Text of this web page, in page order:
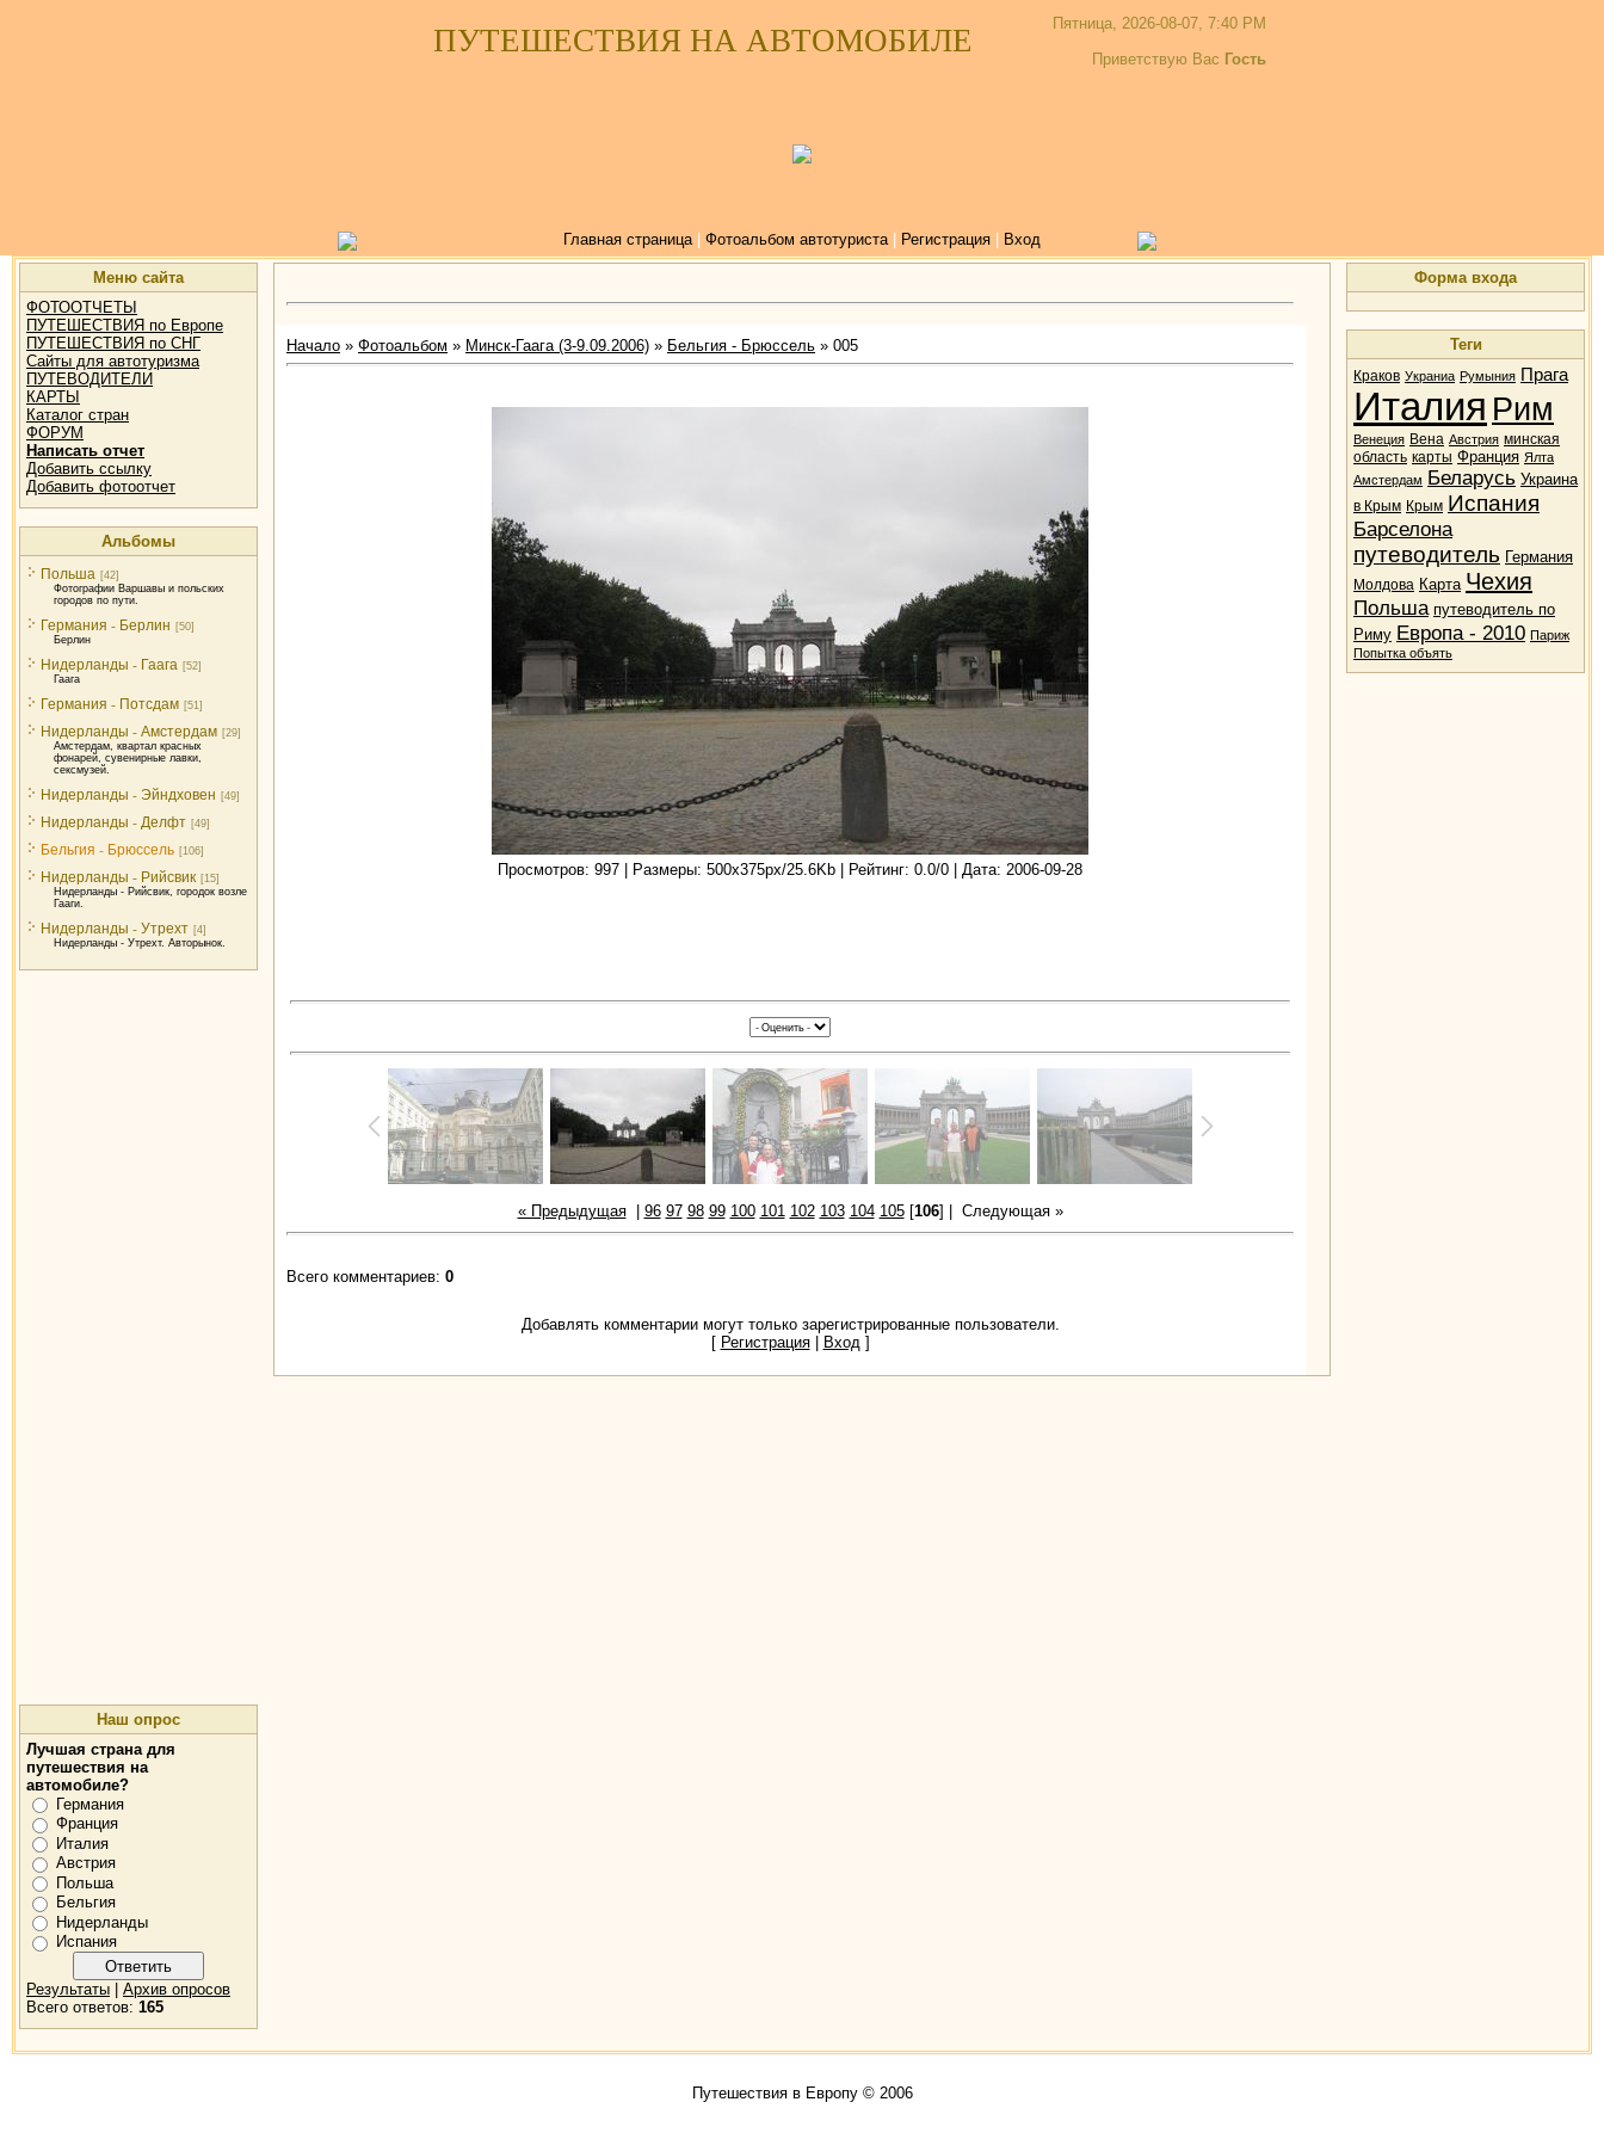
ПУТЕШЕСТВИЯ НА АВТОМОБИЛЕ
Пятница, 2026-08-07, 7:40 PM
Приветствую Вас Гость
Главная страница| Фотоальбом автотуриста| Регистрация Вход
Меню сайта
ФОТООТЧЕТЫ
ПУТЕШЕСТВИЯ по Европе
ПУТЕШЕСТВИЯ по СНГ
Сайты для автотуризма
ПУТЕВОДИТЕЛИ
КАРТЫ
Каталог стран
ФОРУМ
Написать отчет
Добавить ссылку
Добавить фотоотчет
Альбомы
Польша [42]
Фотографии Варшавы и польских
городов по пути.
Германия - Берлин [50]
Берлин
Нидерланды - Гаага [52]
Гаага
Германия - Потсдам [51]
Нидерланды - Амстердам [29]
Амстердам, квартал красных
фонарей, сувенирные лавки,
сексмузей.
Нидерланды - Эйндховен [49]
Нидерланды - Делфт [49]
Бельгия - Брюссель [106]
Нидерланды - Рийсвик [15]
Нидерланды - Рийсвик, городок возле
Гааги.
Нидерланды - Утрехт [4]
Нидерланды - Утрехт. Авторынок.
Наш опрос
Лучшая страна для
путешествия на
автомобиле?
Германия
Франция
Италия
Австрия
Польша
Бельгия
Нидерланды
Испания
Результаты
Архив опросов
Всего ответов: 165
Начало » Фотоальбом » Минск-Гаага (3-9.09.2006) » Бельгия - Брюссель » 005
Просмотров: 997 | Размеры: 500x375px/25.6Kb | Рейтинг: 0.0/0 | Дата: 2006-09-28
« Предыдущая| 96 97 98 99 100 101 102 103 104 105[106] | Следующая »
Всего комментариев: 0
Добавлять комментарии могут только зарегистрированные пользователи.
[ Регистрация| Вход ]
Форма входа
Теги
Краков Украниа Румыния Прага
Италия Рим
Венеция Вена Австрия минская
область карты Франция Ялта
Амстердам Беларусь Украина
в Крым Крым Испания
Барселона
путеводитель Германия
Молдова Карта Чехия
Польша путеводитель по
Риму Европа - 2010 Париж
Попытка объять
Путешествия в Европу © 2006